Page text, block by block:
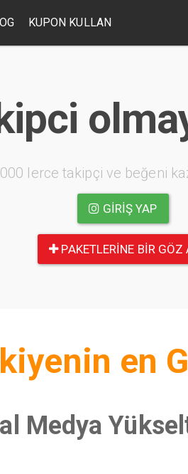
KUPON KULLAN
lerce takipçi ve beğeni
GIRIŞ YAP
PAKETLERINE BIR GÖZ
en
Medya